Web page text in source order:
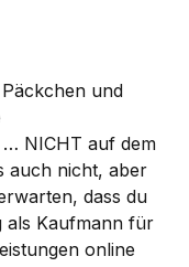
und
NICHT auf dem
auch nicht, aber
dass du
als Kaufmann für
online